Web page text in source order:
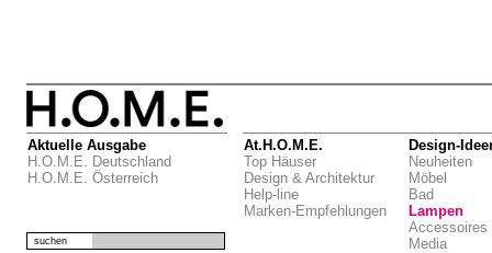
Aktuelle Ausgabe
H.O.M.E. Deutschland
H.O.M.E. Österreich
At.H.O.M.E.
Top Häuser
Design & Architektur
Help-line
Marken-Empfehlungen
Design-
Neuheiten
Möbel
Bad
Lampen
Accessoires
Media
suchen